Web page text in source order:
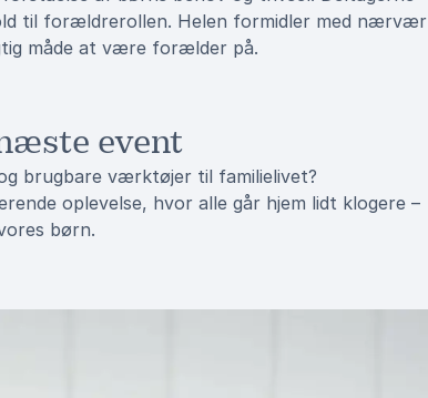
til forældrerollen. Helen formidler med nærvær
måde at være forælder på.
event
brugbare værktøjer til familielivet?
oplevelse, hvor alle går hjem lidt klogere –
børn.